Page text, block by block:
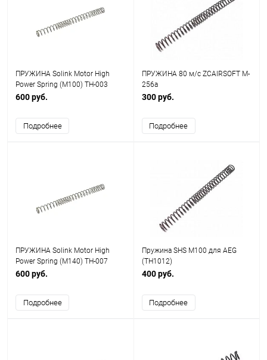
ПРУЖИНА Solink Motor High
Power Spring (M100) TH-003
600 руб.
Подробнее
ПРУЖИНА 80 м/с ZCAIRSOFT M-
256a
300 руб.
Подробнее
ПРУЖИНА Solink Motor High
Power Spring (M140) TH-007
600 руб.
Подробнее
Пружина SHS M100 для AEG
(TH1012)
400 руб.
Подробнее